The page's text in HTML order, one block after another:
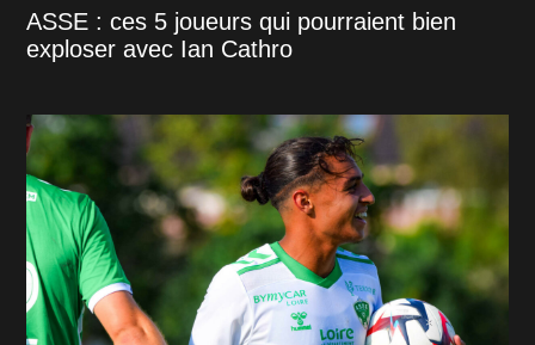
ASSE : ces 5 joueurs qui pourraient bien
exploser avec Ian Cathro